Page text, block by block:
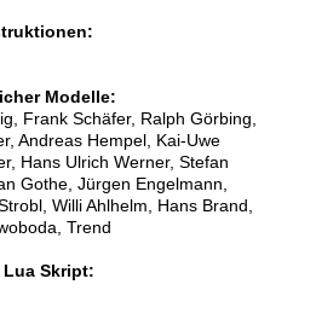
Modelle:
Frank Schäfer, Ralph Görbing,
Andreas Hempel, Kai-Uwe
Hans Ulrich Werner, Stefan
Gothe, Jürgen Engelmann,
Willi Ahlhelm, Hans Brand,
Trend
Skript: